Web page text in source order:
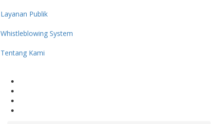
Layanan Publik
Whistleblowing System
Tentang Kami